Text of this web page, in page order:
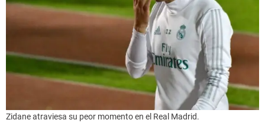
Zidane atraviesa su peor momento en el Real Madrid.